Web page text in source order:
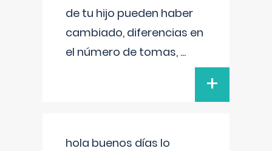
de tu hijo pueden haber
cambiado, diferencias en
el número de tomas, ...
+
hola buenos días lo